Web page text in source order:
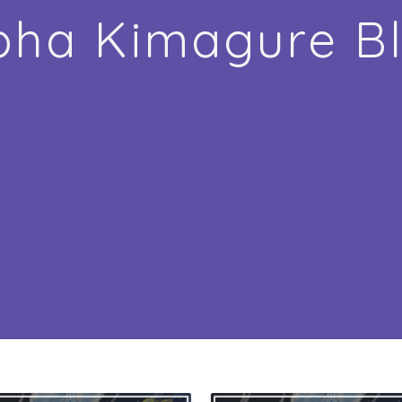
Kimagure